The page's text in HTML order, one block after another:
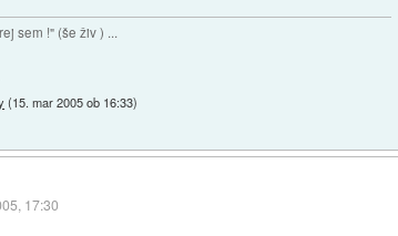
sem !" (še živ ) ...
(15. mar 2005 ob 16:33)
17:30